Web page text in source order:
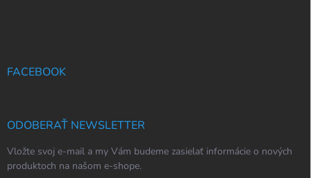
FACEBOOK
ODOBERAŤ NEWSLETTER
Vložte svoj e-mail a my Vám budeme zasielať informácie o nových
produktoch na našom e-shope.